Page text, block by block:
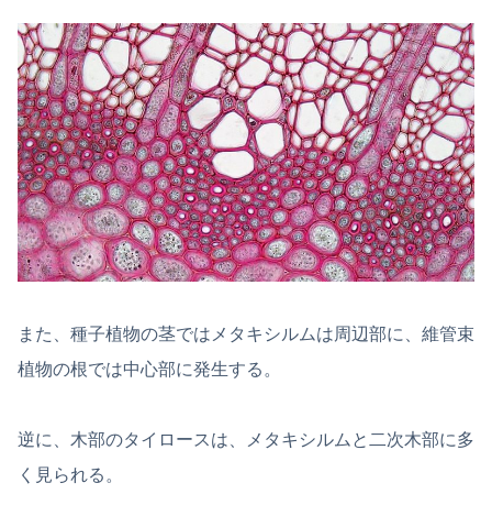
また、種子植物の茎ではメタキシルムは周辺部に、維管束
植物の根では中心部に発生する。
逆に、木部のタイロースは、メタキシルムと二次木部に多
く見られる。